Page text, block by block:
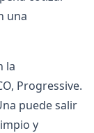
una
la
Progressive.
puede salir
y